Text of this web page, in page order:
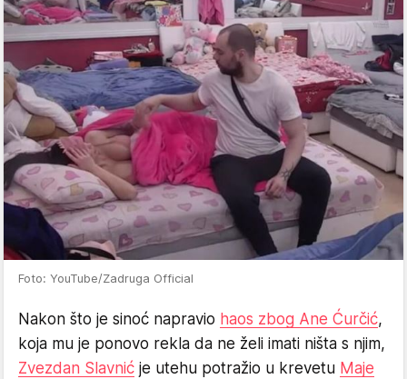
Foto: YouTube/Zadruga Official
Nakon što je sinoć napravio haos zbog Ane Ćurčić,
koja mu je ponovo rekla da ne želi imati ništa s njim,
Zvezdan Slavnić je utehu potražio u krevetu Maje